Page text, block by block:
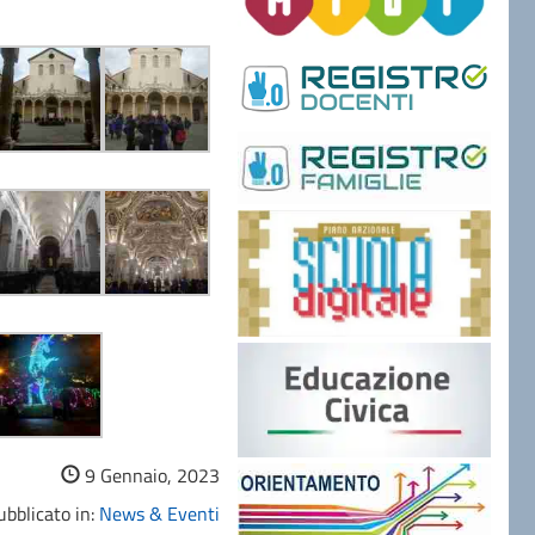
9 Gennaio, 2023
in: News & Eventi